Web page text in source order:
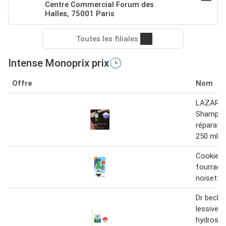
Centre Commercial Forum des
Halles, 75001 Paris
Toutes les filiales
Intense Monoprix prix🕒
Offre Nom
250 ml
Cookie
Dr
lessive